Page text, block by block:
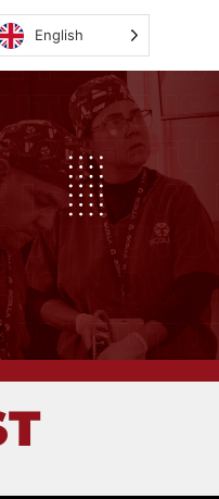
English
Invasive